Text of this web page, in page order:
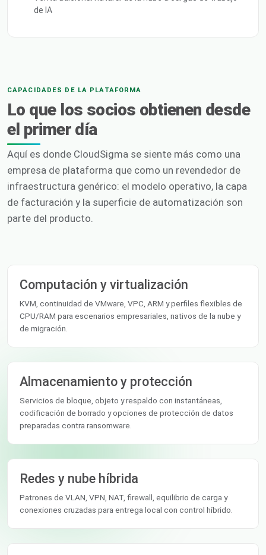
de IA
CAPACIDADES DE LA PLATAFORMA
Lo que los socios obtienen desde
el primer día
Aquí es donde CloudSigma se siente más como una
empresa de plataforma que como un revendedor de
infraestructura genérico: el modelo operativo, la capa
de facturación y la superficie de automatización son
parte del producto.
Computación y virtualización
KVM, continuidad de VMware, VPC, ARM y perfiles flexibles de
CPU/RAM para escenarios empresariales, nativos de la nube y
de migración.
Almacenamiento y protección
Servicios de bloque, objeto y respaldo con instantáneas,
codificación de borrado y opciones de protección de datos
preparadas contra ransomware.
Redes y nube híbrida
Patrones de VLAN, VPN, NAT, firewall, equilibrio de carga y
conexiones cruzadas para entrega local con control híbrido.